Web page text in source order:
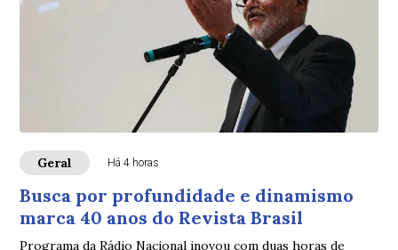
Geral Há 4 horas
Busca por profundidade e dinamismo
marca 40 anos do Revista Brasil
Programa da Rádio Nacional inovou com duas horas de